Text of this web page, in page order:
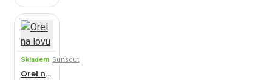
Skladem Sunsout
Orel na lovu